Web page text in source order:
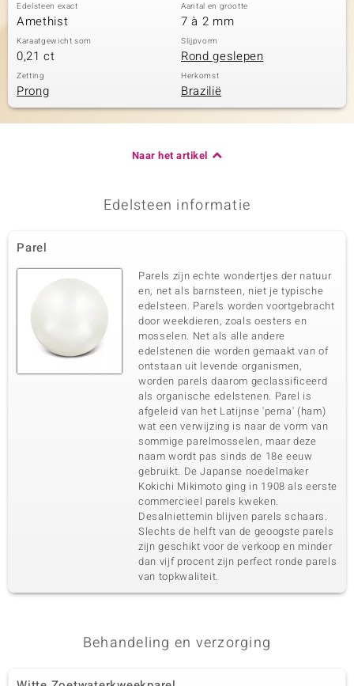
Edelsteen exact
Amethist
Aantal en grootte
7 à 2 mm
Karaatgewicht som
0,21 ct
Slijpvorm
Rond geslepen
Zetting
Prong
Herkomst
Brazilië
Naar het artikel
Edelsteen informatie
Parel
Parels zijn echte wondertjes der natuur
en, net als barnsteen, niet je typische
edelsteen. Parels worden voortgebracht
door weekdieren, zoals oesters en
mosselen. Net als alle andere
edelstenen die worden gemaakt van of
ontstaan uit levende organismen,
worden parels daarom geclassificeerd
als organische edelstenen. Parel is
afgeleid van het Latijnse 'perna' (ham)
wat een verwijzing is naar de vorm van
sommige parelmosselen, maar deze
naam wordt pas sinds de 18e eeuw
gebruikt. De Japanse noedelmaker
Kokichi Mikimoto ging in 1908 als eerste
commercieel parels kweken.
Desalniettemin blijven parels schaars.
Slechts de helft van de geoogste parels
zijn geschikt voor de verkoop en minder
dan vijf procent zijn perfect ronde parels
van topkwaliteit.
Behandeling en verzorging